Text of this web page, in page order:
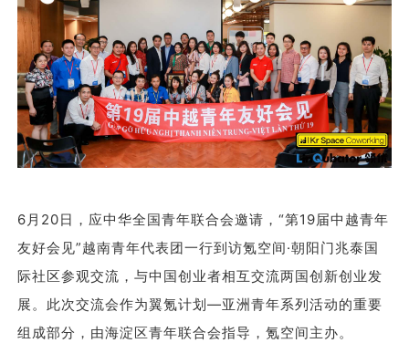
6月20日，应中华全国青年联合会邀请，“第19届中越青年
友好会见”越南青年代表团一行到访氪空间·朝阳门兆泰国
际社区参观交流，与中国创业者相互交流两国创新创业发
展。此次交流会作为翼氪计划—亚洲青年系列活动的重要
组成部分，由海淀区青年联合会指导，氪空间主办。